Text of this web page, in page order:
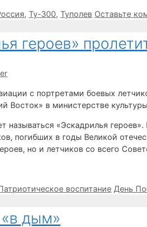
, Ту-300, Туполев Оставьте
героев»
с портретами боевых
Восток» в министерстве
называться «Эскадрилья
погибших в годы Великой
но и летчиков со всего
воспитание Метки
День
дым»